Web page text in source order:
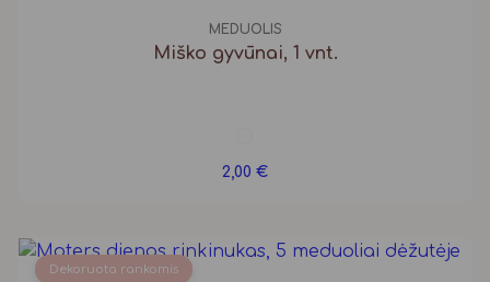
MEDUOLIS
Miško gyvūnai, 1 vnt.
2,00 €
Dekoruota rankomis